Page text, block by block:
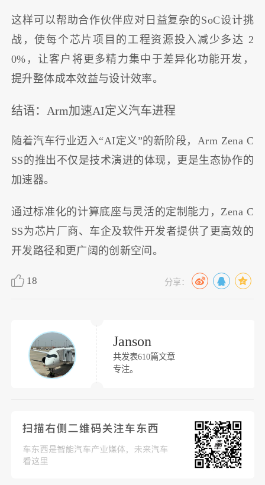
这样可以帮助合作伙伴应对日益复杂的SoC设计挑
战，使每个芯片项目的工程资源投入减少多达 2
0%，让客户将更多精力集中于差异化功能开发，
提升整体成本效益与设计效率。
结语：Arm加速AI定义汽车进程
随着汽车行业迈入“AI定义”的新阶段，Arm Zena C
SS的推出不仅是技术演进的体现，更是生态协作的
加速器。
通过标准化的计算底座与灵活的定制能力，Zena C
SS为芯片厂商、车企及软件开发者提供了更高效的
开发路径和更广阔的创新空间。
18 分享：
Janson
共发表610篇文章
专注。